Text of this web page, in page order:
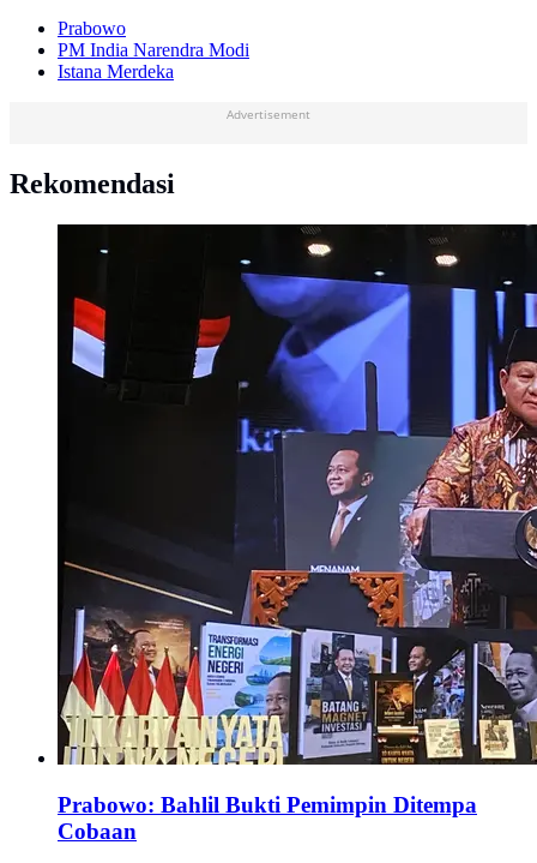
Prabowo
PM India Narendra Modi
Istana Merdeka
Advertisement
Rekomendasi
Prabowo: Bahlil Bukti Pemimpin Ditempa
Cobaan